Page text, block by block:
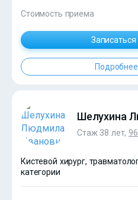
?>
Стоимость приема
Шелухина
Стаж 38 лет,
Кистевой хирург,
категории